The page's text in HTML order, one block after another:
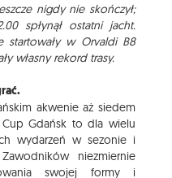
nigdy nie skończył;
spłynął ostatni jacht.
startowały w Orvaldi B8
własny rekord trasy.
akwenie aż siedem
Cup Gdańsk to dla wielu
wydarzeń w sezonie i
niezmiernie
swojej formy i